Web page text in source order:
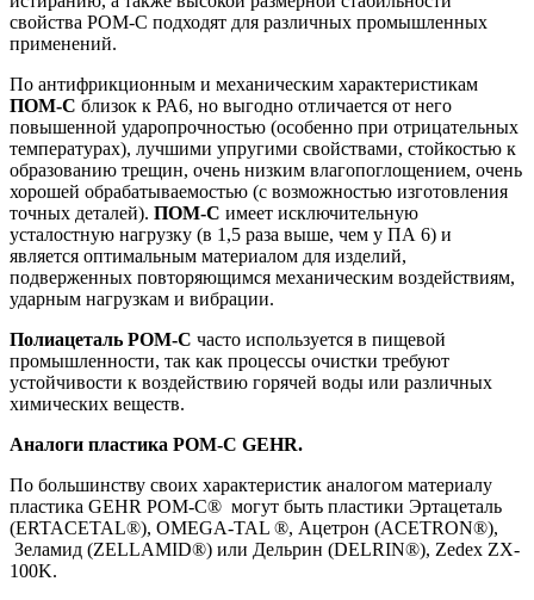
свойства POM-C подходят для различных промышленных
применений.
По антифрикционным и механическим характеристикам
ПОМ-C близок к РА6, но выгодно отличается от него
повышенной ударопрочностью (особенно при отрицательных
температурах), лучшими упругими свойствами, стойкостью к
образованию трещин, очень низким влагопоглощением, очень
хорошей обрабатываемостью (с возможностью изготовления
точных деталей). ПОМ-С имеет исключительную
усталостную нагрузку (в 1,5 раза выше, чем у ПА 6) и
является оптимальным материалом для изделий,
подверженных повторяющимся механическим воздействиям,
ударным нагрузкам и вибрации.
Полиацеталь POM-C часто используется в пищевой
промышленности, так как процессы очистки требуют
устойчивости к воздействию горячей воды или различных
химических веществ.
Аналоги пластика POM-C GEHR.
По большинству своих характеристик аналогом материалу
пластика GEHR POM-C® могут быть пластики Эртацеталь
(ERTACETAL®), OMEGA-TAL ®, Ацетрон (ACETRON®),
Зеламид (ZELLAMID®) или Дельрин (DELRIN®), Zedex ZX-
100K.